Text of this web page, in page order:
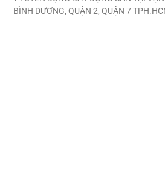
BÌNH DƯƠNG, QUẬN 2, QUẬN 7